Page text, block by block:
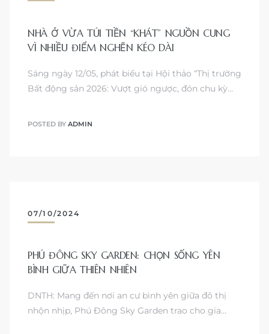
NHÀ Ở VỪA TÚI TIỀN “KHÁT” NGUỒN CUNG
VÌ NHIỀU ĐIỂM NGHẼN KÉO DÀI
Sáng ngày 12/05, phát biểu tại Hội thảo “Thị trường
Bất động sản 2026: Vượt gió ngược, đón chu kỳ…
POSTED BY ADMIN
07/10/2024
PHÚ ĐÔNG SKY GARDEN: CHỌN SỐNG YÊN
BÌNH GIỮA THIÊN NHIÊN
DNTH: Mang đến nơi an cư bình yên giữa đô thị
nhộn nhịp, Phú Đông Sky Garden trao cho gia…